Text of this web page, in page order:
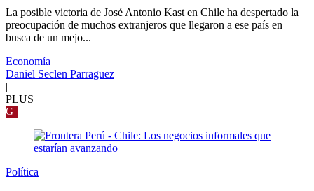
La posible victoria de José Antonio Kast en Chile ha despertado la
preocupación de muchos extranjeros que llegaron a ese país en
busca de un mejo...
Economía
Daniel Seclen Parraguez
|
PLUS
G
Política